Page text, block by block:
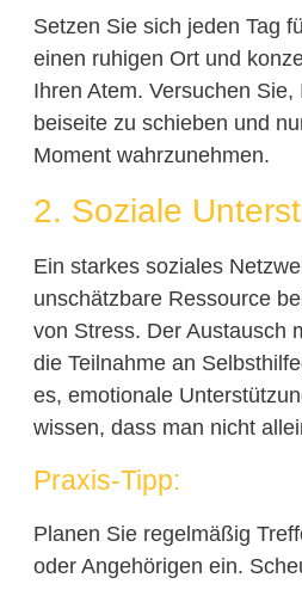
Setzen Sie sich jeden Tag
einen ruhigen Ort und
Ihren Atem. Versuchen Sie,
beiseite zu schieben und
Moment wahrzunehmen.
2. Soziale
Ein starkes soziales
unschätzbare Ressource
von Stress. Der Austausch
die Teilnahme an
es, emotionale
wissen, dass man nicht
Praxis-Tipp:
Planen Sie regelmäßig
oder Angehörigen ein.